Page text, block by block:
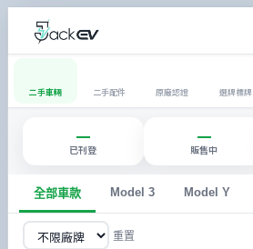
二手車輛 二手配件 原廠認證 選牌標牌
—
已刊登
—
販售中
全部車款 Model 3 Model Y
重置